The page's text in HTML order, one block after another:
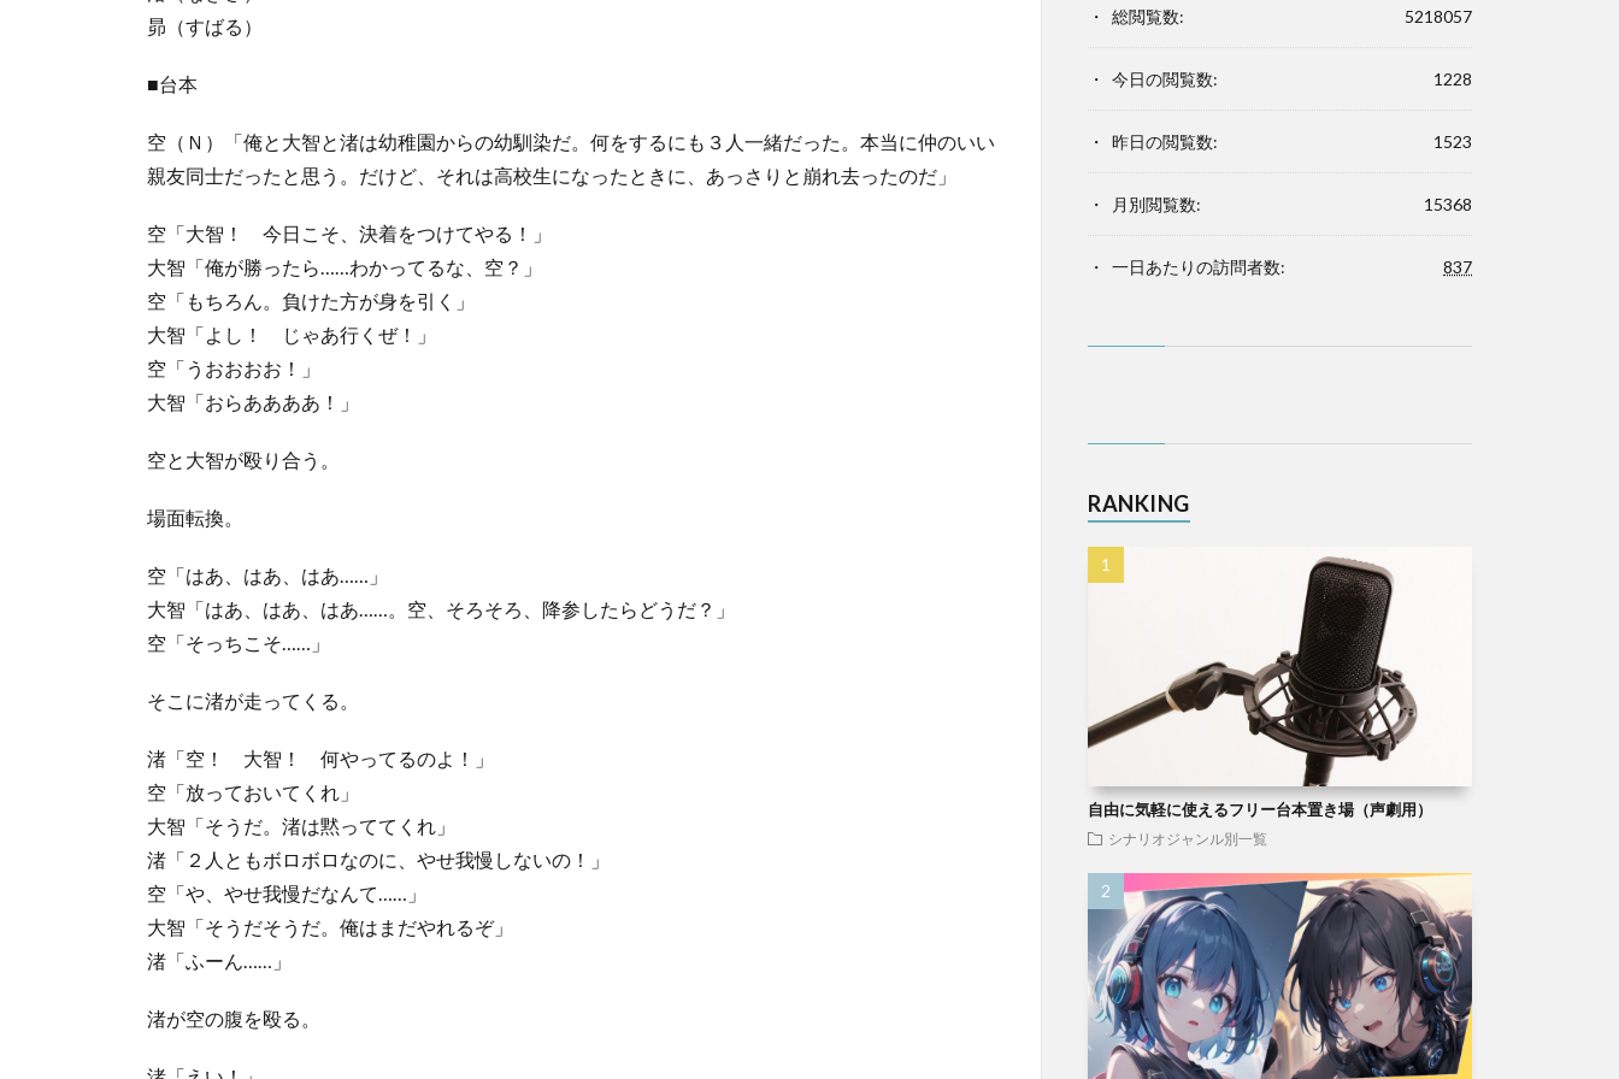
昴（すばる）
■台本
空（Ｎ）「俺と大智と渚は幼稚園からの幼馴染だ。何をするにも３人一緒だった。本当に仲のいい
親友同士だったと思う。だけど、それは高校生になったときに、あっさりと崩れ去ったのだ」
空「大智！ 今日こそ、決着をつけてやる！」
大智「俺が勝ったら……わかってるな、空？」
空「もちろん。負けた方が身を引く」
大智「よし！ じゃあ行くぜ！」
空「うおおおお！」
大智「おらああああ！」
空と大智が殴り合う。
場面転換。
空「はあ、はあ、はあ……」
大智「はあ、はあ、はあ……。空、そろそろ、降参したらどうだ？」
空「そっちこそ……」
そこに渚が走ってくる。
渚「空！ 大智！ 何やってるのよ！」
空「放っておいてくれ」
大智「そうだ。渚は黙っててくれ」
渚「２人ともボロボロなのに、やせ我慢しないの！」
空「や、やせ我慢だなんて……」
大智「そうだそうだ。俺はまだやれるぞ」
渚「ふーん……」
渚が空の腹を殴る。
5218057
総閲覧数:
1228
今日の閲覧数:
1523
昨日の閲覧数:
15368
月別閲覧数:
837
一日あたりの訪問者数:
RANKING
自由に気軽に使えるフリー台本置き場（声劇用）
シナリオジャンル別一覧